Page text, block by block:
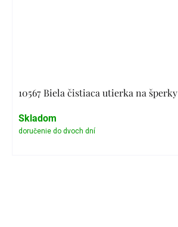
10567 Biela čistiaca utierka na šperky
Skladom